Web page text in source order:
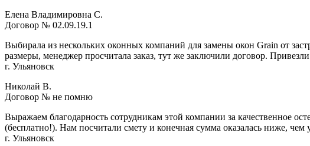
Елена Владимировна С.
Договор № 02.09.19.1
Выбирала из нескольких оконных компаний для замены окон Grain от
размеры, менеджер просчитала заказ, тут же заключили договор.
г. Ульяновск
Николай В.
Договор № не помню
Выражаем благодарность сотрудникам этой компании за качественное
(бесплатно!). Нам посчитали смету и конечная сумма оказалась ниже,
г. Ульяновск